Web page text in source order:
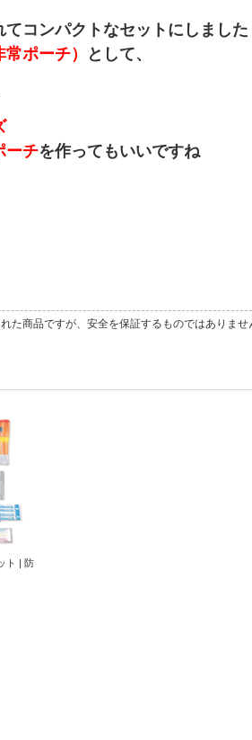
てコンパクトなセットにしました
ポーチ）
として、
ーチを作ってもいいですね
た商品ですが、安全を保証するものではありませ
ト | 防